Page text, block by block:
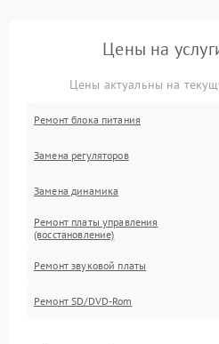
Цены на
Цены актуальны на
Ремонт блока питания
Замена регуляторов
Замена динамика
Ремонт платы управления
(восстановление)
Ремонт звуковой платы
Ремонт SD/DVD-Rom